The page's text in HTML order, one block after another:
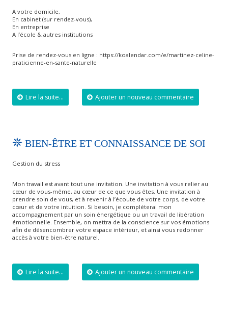
A votre domicile,
En cabinet (sur rendez-vous),
En entreprise
A l’école & autres institutions
Prise de rendez-vous en ligne : https://koalendar.com/e/martinez-celine-
praticienne-en-sante-naturelle
Lire la suite... Ajouter un nouveau commentaire
BIEN-ÊTRE ET CONNAISSANCE DE SOI
Gestion du stress
Mon travail est avant tout une invitation. Une invitation à vous relier au
cœur de vous-même, au cœur de ce que vous êtes. Une invitation à
prendre soin de vous, et à revenir à l’écoute de votre corps, de votre
cœur et de votre intuition. Si besoin, je compléterai mon
accompagnement par un soin énergétique ou un travail de libération
émotionnelle. Ensemble, on mettra de la conscience sur vos émotions
afin de désencombrer votre espace intérieur, et ainsi vous redonner
accès à votre bien-être naturel.
Lire la suite... Ajouter un nouveau commentaire